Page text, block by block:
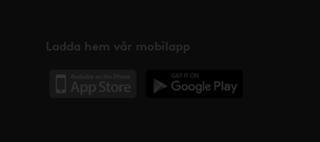
Ladda hem vår mobilapp